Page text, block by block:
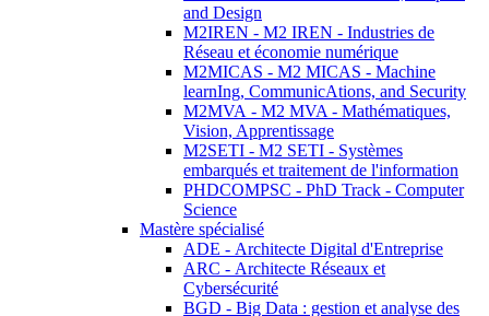
and Design
M2IREN - M2 IREN - Industries de
Réseau et économie numérique
M2MICAS - M2 MICAS - Machine
learnIng, CommunicAtions, and Security
M2MVA - M2 MVA - Mathématiques,
Vision, Apprentissage
M2SETI - M2 SETI - Systèmes
embarqués et traitement de l'information
PHDCOMPSC - PhD Track - Computer
Science
Mastère spécialisé
ADE - Architecte Digital d'Entreprise
ARC - Architecte Réseaux et
Cybersécurité
BGD - Big Data : gestion et analyse des